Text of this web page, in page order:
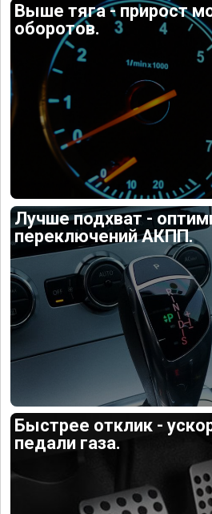
Выше тяга - прирост
оборотов.
Лучше подхват -
переключений АКПП.
Быстрее отклик -
педали газа.